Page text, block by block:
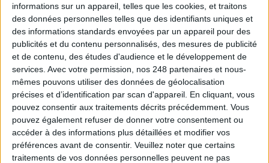
informations sur un appareil, telles que les cookies, et traitons
des données personnelles telles que des identifiants uniques et
des informations standards envoyées par un appareil pour des
publicités et du contenu personnalisés, des mesures de publicité
et de contenu, des études d'audience et le développement de
services. Avec votre permission, nos 248 partenaires et nous-
mêmes pouvons utiliser des données de géolocalisation
précises et d’identification par scan d'appareil. En cliquant, vous
pouvez consentir aux traitements décrits précédemment. Vous
pouvez également refuser de donner votre consentement ou
accéder à des informations plus détaillées et modifier vos
préférences avant de consentir. Veuillez noter que certains
traitements de vos données personnelles peuvent ne pas
Les derniers guides :
IA génératives : cas d’usage et retours d’expérience
Archivage physique et électronique : enjeux, méthodes et
outils
Stratégie data : tirez profit de l’intelligence des
données